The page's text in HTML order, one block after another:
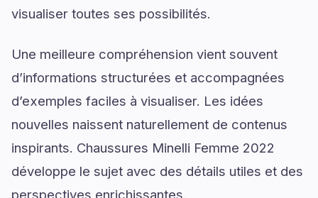
visualiser toutes ses possibilités.
Une meilleure compréhension vient souvent
d’informations structurées et accompagnées
d’exemples faciles à visualiser. Les idées
nouvelles naissent naturellement de contenus
inspirants. Chaussures Minelli Femme 2022
développe le sujet avec des détails utiles et des
perspectives enrichissantes.